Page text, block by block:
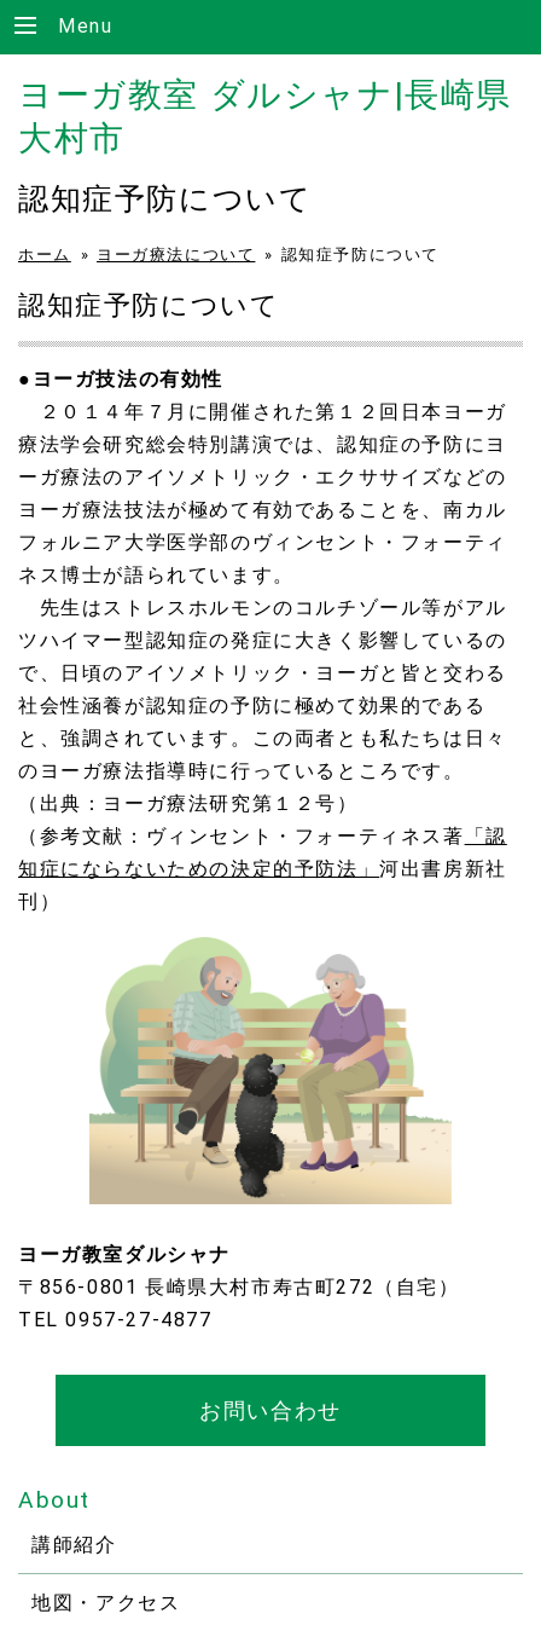
Menu
ヨーガ教室 ダルシャナ|長崎県
大村市
認知症予防について
ホーム » ヨーガ療法について » 認知症予防について
認知症予防について
● ヨーガ技法の有効性
２０１４年７月に開催された第１２回日本ヨーガ
療法学会研究総会特別講演では、認知症の予防にヨ
ーガ療法のアイソメトリック・エクササイズなどの
ヨーガ療法技法が極めて有効であることを、南カル
フォルニア大学医学部のヴィンセント・フォーティ
ネス博士が語られています。
先生はストレスホルモンのコルチゾール等がアル
ツハイマー型認知症の発症に大きく影響しているの
で、日頃のアイソメトリック・ヨーガと皆と交わる
社会性涵養が認知症の予防に極めて効果的である
と、強調されています。この両者とも私たちは日々
のヨーガ療法指導時に行っているところです。
（出典：ヨーガ療法研究第１２号）
（参考文献：ヴィンセント・フォーティネス著 「認
知症にならないための決定的予防法」河出書房新社
刊）
ヨーガ教室ダルシャナ
〒856-0801 長崎県大村市寿古町272（自宅）
TEL 0957-27-4877
お問い合わせ
About
講師紹介
地図・アクセス